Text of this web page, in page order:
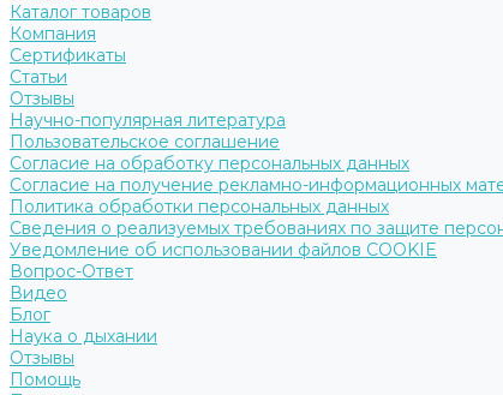
Каталог товаров
Компания
Сертификаты
Статьи
Отзывы
Научно-популярная литература
Пользовательское соглашение
Согласие на обработку персональных данных
Согласие на получение рекламно-информационных
Политика обработки персональных данных
Сведения о реализуемых требованиях по защите
Уведомление об использовании файлов COOKIE
Вопрос-Ответ
Видео
Блог
Наука о дыхании
Отзывы
Помощь